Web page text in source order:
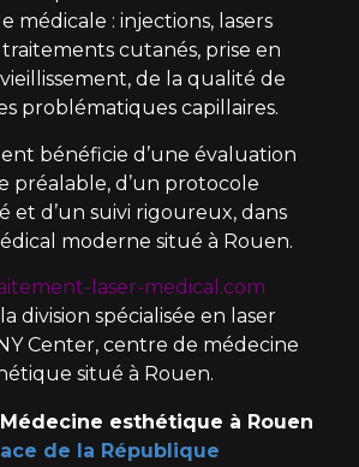
médicale : injections, lasers
cutanés, prise en
de la qualité de
problématiques capillaires.
bénéficie d’une évaluation
préalable, d’un protocole
et d’un suivi rigoureux, dans
moderne situé à Rouen.
laser-medical.com
division spécialisée en laser
Center, centre de médecine
situé à Rouen.
esthétique à Rouen
de la République